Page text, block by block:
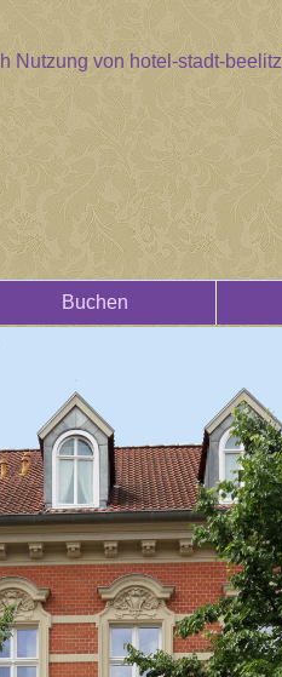
von hotel-stadt-
Buchen